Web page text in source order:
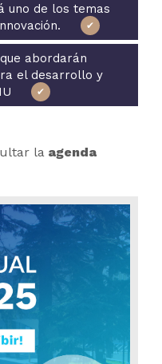
uno de los temas
abordarán
el desarrollo y
la agenda